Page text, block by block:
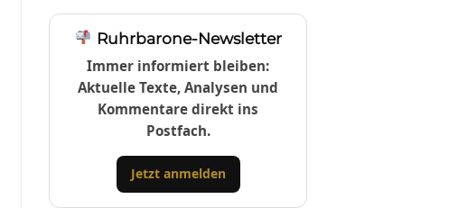
Ruhrbarone-Newsletter
Immer informiert bleiben:
Aktuelle Texte, Analysen und
Kommentare direkt ins
Postfach.
Jetzt anmelden